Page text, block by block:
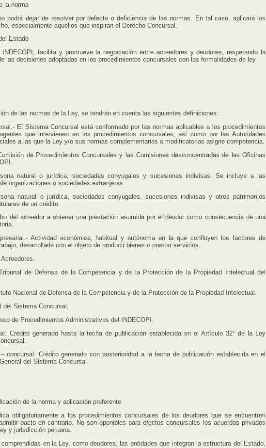
la norma
dejar de resolver por defecto o deficiencia de las normas. En tal caso, aplicará los
especialmente aquellos que inspiran el Derecho Concursal.
Estado
facilita y promueve la negociación entre acreedores y deudores, respetando la
las decisiones adoptadas en los procedimientos concursales con las formalidades de ley.
de las normas de la Ley, se tendrán en cuenta las siguientes definiciones:
El Sistema Concursal está conformado por las normas aplicables a los procedimientos
que intervienen en los procedimientos concursales, así como por las Autoridades
a las que la Ley y/o sus normas complementarias o modificatorias asigne competencia.
de Procedimientos Concursales y las Comisiones desconcentradas de las Oficinas
natural o jurídica, sociedades conyugales y sucesiones indivisas. Se incluye a las
organizaciones o sociedades extranjeras.
natural o jurídica, sociedades conyugales, sucesiones indivisas y otros patrimonios
de un crédito.
acreedor a obtener una prestación asumida por el deudor como consecuencia de una
Actividad económica, habitual y autónoma en la que confluyen los factores de
desarrollada con el objeto de producir bienes o prestar servicios.
de Defensa de la Competencia y de la Protección de la Propiedad Intelectual del
Nacional de Defensa de la Competencia y de la Protección de la Propiedad Intelectual.
Sistema Concursal.
de Procedimientos Administrativos del INDECOPI.
generado hasta la fecha de publicación establecida en el Artículo 32° de la Ley
Crédito generado con posterioridad a la fecha de publicación establecida en el
del Sistema Concursal
de la norma y aplicación preferente
a los procedimientos concursales de los deudores que se encuentren
pacto en contrario. No son oponibles para efectos concursales los acuerdos privados
y jurisdicción peruana.
en la Ley, como deudores, las entidades que integran la estructura del Estado,